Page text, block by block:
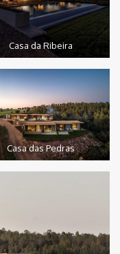
Casa da Ribeira
Casa das Pedras